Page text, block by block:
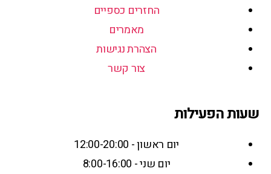
החזרים כספיים
מאמרים
הצהרת נגישות
צור קשר
שעות הפעילות
יום ראשון - 12:00-20:00
יום שני - 8:00-16:00